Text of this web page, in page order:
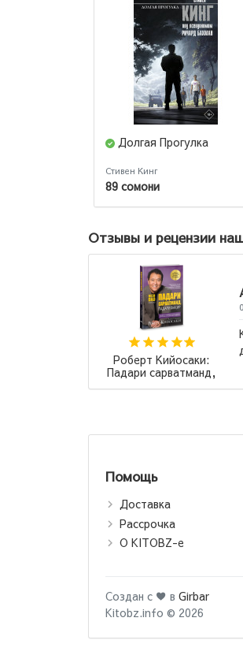
Долгая Прогулка
Стивен Кинг
89 сомони
Отзывы и рецензии
Роберт Кийосаки:
Падари сарватманд,
падари фақир /
Помощь
Доставка
Рассрочка
О KITOBZ-е
Создан с ♥ в Girbar
Kitobz.info © 2026